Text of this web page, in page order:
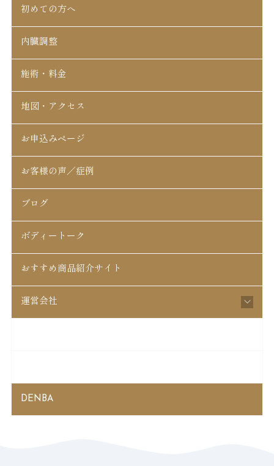
初めての方へ
内臓調整
施術・料金
地図・アクセス
お申込みページ
お客様の声／症例
ブログ
ボディートーク
おすすめ商品紹介サイト
運営会社
DENBA